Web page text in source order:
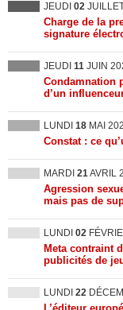
JEUDI 02
Charge de la
signature
JEUDI 11 JUIN
Condamnation
d’un
LUNDI 18 MAI
Constat : ce
MARDI 21AVRIL
Agression
mais pas de
LUNDI 02
Meta contraint
publicités de
LUNDI 22